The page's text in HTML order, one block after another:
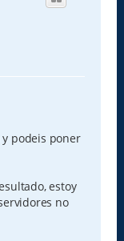
podeis poner
estoy
no